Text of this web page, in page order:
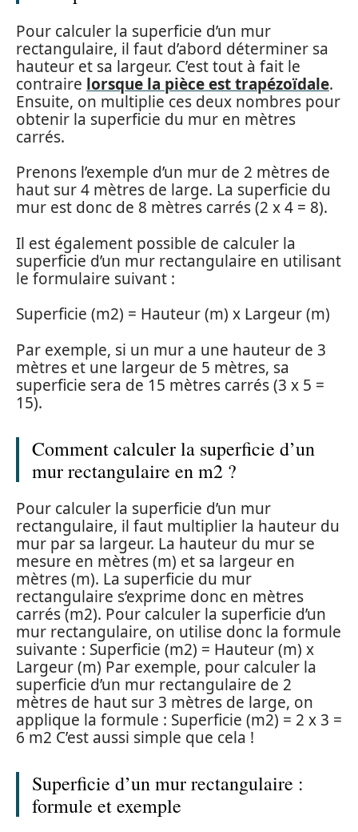
Pour calculer la superficie d’un mur
rectangulaire, il faut d’abord déterminer sa
hauteur et sa largeur. C’est tout à fait le
contraire lorsque la pièce est trapézoïdale.
Ensuite, on multiplie ces deux nombres pour
obtenir la superficie du mur en mètres
carrés.
Prenons l’exemple d’un mur de 2 mètres de
haut sur 4 mètres de large. La superficie du
mur est donc de 8 mètres carrés (2 x 4 = 8).
Il est également possible de calculer la
superficie d’un mur rectangulaire en utilisant
le formulaire suivant :
Superficie (m2) = Hauteur (m) x Largeur (m)
Par exemple, si un mur a une hauteur de 3
mètres et une largeur de 5 mètres, sa
superficie sera de 15 mètres carrés (3 x 5 =
15).
Comment calculer la superficie d’un
mur rectangulaire en m2 ?
Pour calculer la superficie d’un mur
rectangulaire, il faut multiplier la hauteur du
mur par sa largeur. La hauteur du mur se
mesure en mètres (m) et sa largeur en
mètres (m). La superficie du mur
rectangulaire s’exprime donc en mètres
carrés (m2). Pour calculer la superficie d’un
mur rectangulaire, on utilise donc la formule
suivante : Superficie (m2) = Hauteur (m) x
Largeur (m) Par exemple, pour calculer la
superficie d’un mur rectangulaire de 2
mètres de haut sur 3 mètres de large, on
applique la formule : Superficie (m2) = 2 x 3 =
6 m2 C’est aussi simple que cela !
Superficie d’un mur rectangulaire :
formule et exemple